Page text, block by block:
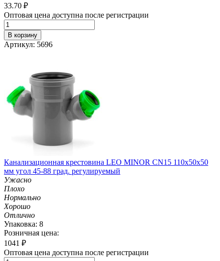
33.70 ₽
Оптовая цена доступна после регистрации
В корзину
Артикул: 5696
Канализационная крестовина LEO MINOR CN15 110х50х50
мм угол 45-88 град. регулируемый
Ужасно
Плохо
Нормально
Хорошо
Отлично
Упаковка: 8
Розничная цена:
1041 ₽
Оптовая цена доступна после регистрации